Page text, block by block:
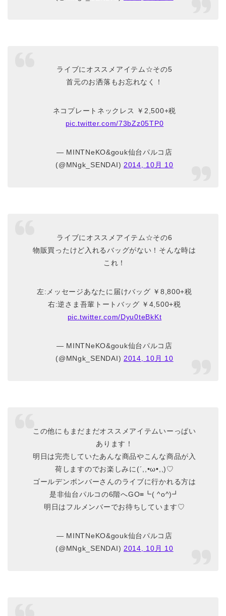
ライブにオススメアイテム☆その5
首元のお洒落もお忘れなく！
ネコプレートネックレス ￥2,500+税
pic.twitter.com/73bZz05TP0
— MINTNeKO&gouk仙台パルコ店
(@MNgk_SENDAI) 2014, 10月 10
ライブにオススメアイテム☆その6
物販買ったけど入れるバッグがない！そんな時は
これ！
左:メッセージあなたに届けバッグ ￥8,800+税
右:逆さま吾輩トートバッグ ￥4,500+税
pic.twitter.com/Dyu0teBkKt
— MINTNeKO&gouk仙台パルコ店
(@MNgk_SENDAI) 2014, 10月 10
この他にもまだまだオススメアイテムいーっぱい
あります！
明日は完売していたあんな商品やこんな商品が入
荷しますのでお楽しみに(´,,•ω•,,)♡
ゴールデンボンバーさんのライブに行かれる方は
是非仙台パルコの6階へGO≡┗( ^o^)┛
明日はフルメンバーでお待ちしています♡
— MINTNeKO&gouk仙台パルコ店
(@MNgk_SENDAI) 2014, 10月 10